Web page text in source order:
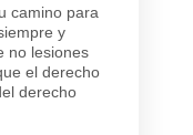
camino para
y
no lesiones
el derecho
derecho